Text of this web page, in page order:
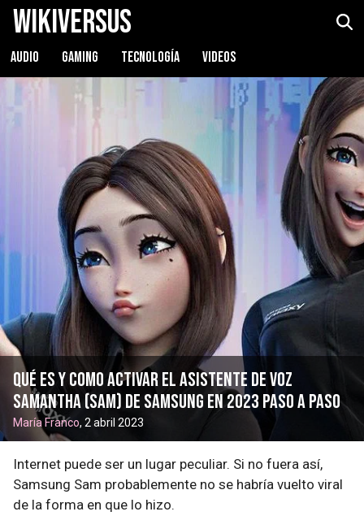
WikiVersus
AUDIO GAMING TECNOLOGÍA VIDEOS
Qué es y como activar el asistente de voz
Samantha (SAM) de Samsung en 2023 paso a paso
María Franco, 2 abril 2023
Internet puede ser un lugar peculiar. Si no fuera así,
Samsung Sam probablemente no se habría vuelto viral
de la forma en que lo hizo.